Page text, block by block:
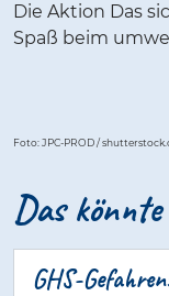
Die Aktion Das
Spaß beim
Foto: JPC-PROD /
Das
GHS-